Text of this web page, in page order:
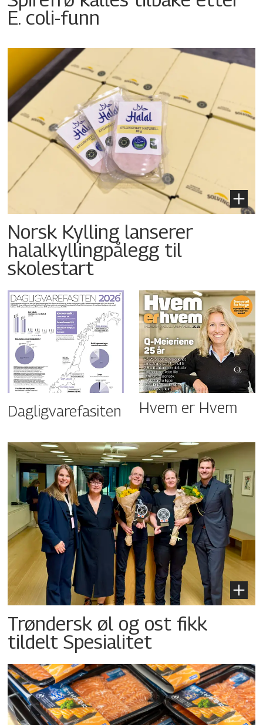
E. coli-funn
Norsk Kylling lanserer
halalkyllingpålegg til
skolestart
Dagligvarefasiten Hvem er Hvem
Trøndersk øl og ost fikk
tildelt Spesialitet